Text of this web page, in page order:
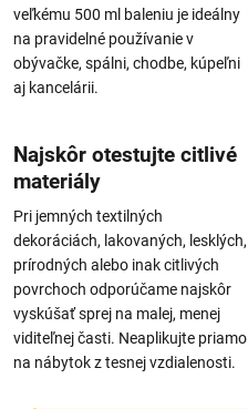
veľkému 500 ml baleniu je ideálny
na pravidelné používanie v
obývačke, spálni, chodbe, kúpeľni
aj kancelárii.
Najskôr otestujte citlivé
materiály
Pri jemných textilných
dekoráciách, lakovaných, lesklých,
prírodných alebo inak citlivých
povrchoch odporúčame najskôr
vyskúšať sprej na malej, menej
viditeľnej časti. Neaplikujte priamo
na nábytok z tesnej vzdialenosti.